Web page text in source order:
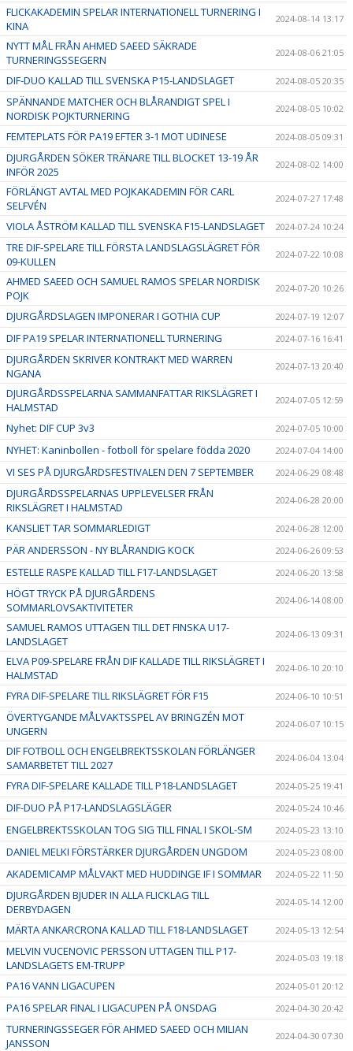
FLICKAKADEMIN SPELAR INTERNATIONELL TURNERING I
KINA
2024-08-14 13:17
NYTT MÅL FRÅN AHMED SAEED SÄKRADE
TURNERINGSSEGERN
2024-08-06 21:05
DIF-DUO KALLAD TILL SVENSKA P15-LANDSLAGET 2024-08-05 20:35
SPÄNNANDE MATCHER OCH BLÅRANDIGT SPEL I
NORDISK POJKTURNERING
2024-08-05 10:02
FEMTEPLATS FÖR PA19 EFTER 3-1 MOT UDINESE 2024-08-05 09:31
DJURGÅRDEN SÖKER TRÄNARE TILL BLOCKET 13-19 ÅR
INFÖR 2025
2024-08-02 14:00
FÖRLÄNGT AVTAL MED POJKAKADEMIN FÖR CARL
SELFVÉN
2024-07-27 17:48
VIOLA ÅSTRÖM KALLAD TILL SVENSKA F15-LANDSLAGET 2024-07-24 10:24
TRE DIF-SPELARE TILL FÖRSTA LANDSLAGSLÄGRET FÖR
09-KULLEN
2024-07-22 10:08
AHMED SAEED OCH SAMUEL RAMOS SPELAR NORDISK
POJK
2024-07-20 10:26
DJURGÅRDSLAGEN IMPONERAR I GOTHIA CUP 2024-07-19 12:07
DIF PA19 SPELAR INTERNATIONELL TURNERING 2024-07-16 16:41
DJURGÅRDEN SKRIVER KONTRAKT MED WARREN
NGANA
2024-07-13 20:40
DJURGÅRDSSPELARNA SAMMANFATTAR RIKSLÄGRET I
HALMSTAD
2024-07-05 12:59
Nyhet: DIF CUP 3v3 2024-07-05 10:00
NYHET: Kaninbollen - fotboll för spelare födda 2020 2024-07-04 14:00
VI SES PÅ DJURGÅRDSFESTIVALEN DEN 7 SEPTEMBER 2024-06-29 08:48
DJURGÅRDSSPELARNAS UPPLEVELSER FRÅN
RIKSLÄGRET I HALMSTAD
2024-06-28 20:00
KANSLIET TAR SOMMARLEDIGT 2024-06-28 12:00
PÄR ANDERSSON - NY BLÅRANDIG KOCK 2024-06-26 09:53
ESTELLE RASPE KALLAD TILL F17-LANDSLAGET 2024-06-20 13:58
HÖGT TRYCK PÅ DJURGÅRDENS
SOMMARLOVSAKTIVITETER
2024-06-14 08:00
SAMUEL RAMOS UTTAGEN TILL DET FINSKA U17-
LANDSLAGET
2024-06-13 09:31
ELVA P09-SPELARE FRÅN DIF KALLADE TILL RIKSLÄGRET I
HALMSTAD
2024-06-10 20:10
FYRA DIF-SPELARE TILL RIKSLÄGRET FÖR F15 2024-06-10 10:51
ÖVERTYGANDE MÅLVAKTSSPEL AV BRINGZÉN MOT
UNGERN
2024-06-07 10:15
DIF FOTBOLL OCH ENGELBREKTSSKOLAN FÖRLÄNGER
SAMARBETET TILL 2027
2024-06-04 13:04
FYRA DIF-SPELARE KALLADE TILL P18-LANDSLAGET 2024-05-25 19:41
DIF-DUO PÅ P17-LANDSLAGSLÄGER 2024-05-24 10:46
ENGELBREKTSSKOLAN TOG SIG TILL FINAL I SKOL-SM 2024-05-23 13:10
DANIEL MELKI FÖRSTÄRKER DJURGÅRDEN UNGDOM 2024-05-23 08:00
AKADEMICAMP MÅLVAKT MED HUDDINGE IF I SOMMAR 2024-05-22 11:50
DJURGÅRDEN BJUDER IN ALLA FLICKLAG TILL
DERBYDAGEN
2024-05-14 12:00
MÄRTA ANKARCRONA KALLAD TILL F18-LANDSLAGET 2024-05-13 12:54
MELVIN VUCENOVIC PERSSON UTTAGEN TILL P17-
LANDSLAGETS EM-TRUPP
2024-05-03 19:18
PA16 VANN LIGACUPEN 2024-05-01 20:12
PA16 SPELAR FINAL I LIGACUPEN PÅ ONSDAG 2024-04-30 20:42
TURNERINGSSEGER FÖR AHMED SAEED OCH MILIAN
JANSSON
2024-04-30 07:30